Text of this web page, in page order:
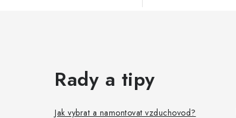
Rady a tipy
Jak vybrat a namontovat vzduchovod?